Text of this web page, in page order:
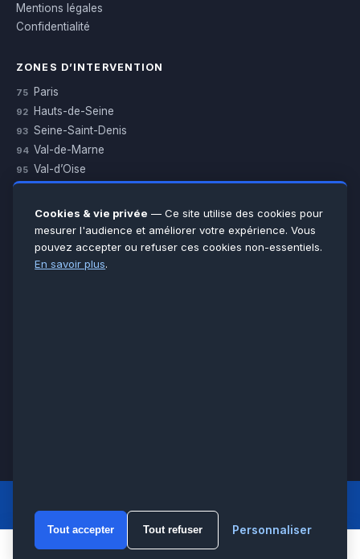
Mentions légales
Confidentialité
ZONES D’INTERVENTION
75 Paris
92 Hauts-de-Seine
93 Seine-Saint-Denis
94 Val-de-Marne
95 Val-d’Oise
Essonne
Seine-et-Marne
Voir toutes les villes →
LCM
Cookies & vie privée — Ce site utilise des cookies pour
mesurer l'audience et améliorer votre expérience. Vous
pouvez accepter ou refuser ces cookies non-essentiels.
En savoir plus.
Tout accepter Tout refuser Personnaliser